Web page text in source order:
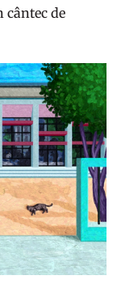
cântec de